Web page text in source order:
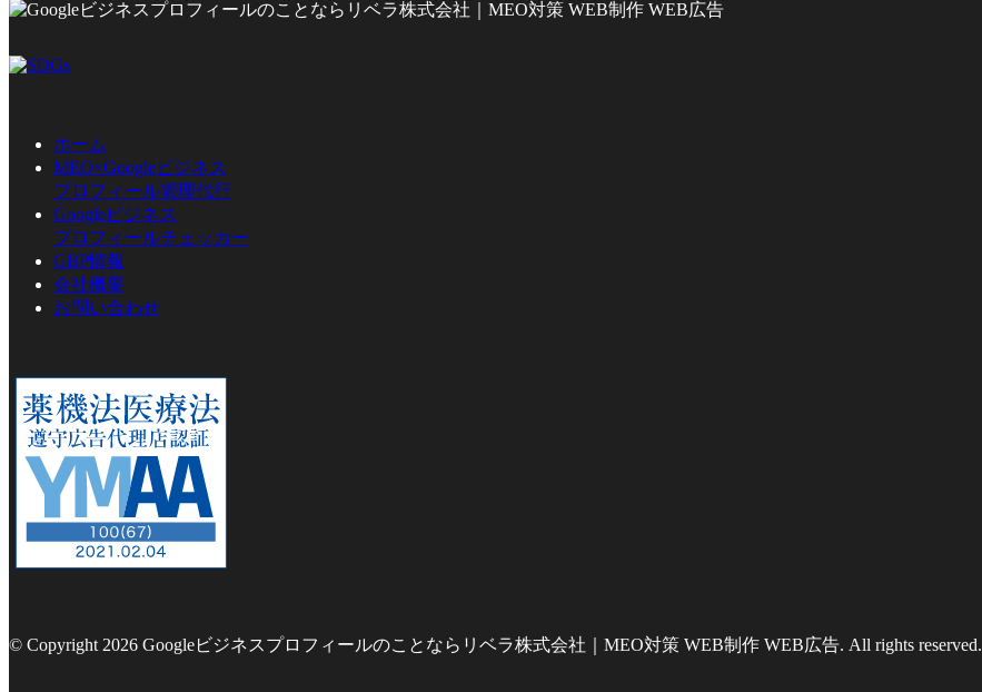
ホーム
MEO×Googleビジネス
プロフィール管理代行
Googleビジネス
プロフィールチェッカー
GBP情報
会社概要
お問い合わせ
© Copyright 2026 Googleビジネスプロフィールのことならリベラ株式会社｜MEO対策 WEB制作 WEB広告. All rights reserved.